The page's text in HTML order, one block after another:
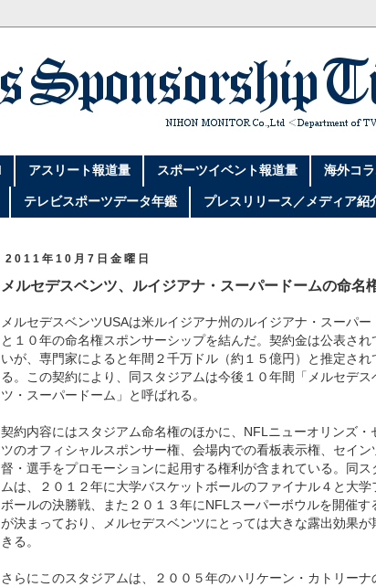
アスリート報道量 スポーツイベント報道量 海外コ
テレビスポーツデータ年鑑 プレスリリース／メディア紹
2011年10月7日金曜日
メルセデスベンツ、ルイジアナ・スーパードームの命名
メルセデスベンツUSAは米ルイジアナ州のルイジアナ・スーパー
と１０年の命名権スポンサーシップを結んだ。契約金は公表され
いが、専門家によると年間２千万ドル（約１５億円）と推定され
る。この契約により、同スタジアムは今後１０年間「メルセデス
ツ・スーパードーム」と呼ばれる。
契約内容にはスタジアム命名権のほかに、NFLニューオリンズ・
ツのオフィシャルスポンサー権、会場内での看板表示権、セイン
督・選手をプロモーションに起用する権利が含まれている。同ス
ムは、２０１２年に大学バスケットボールのファイナル４と大学
ボールの決勝戦、また２０１３年にNFLスーパーボウルを開催す
が決まっており、メルセデスベンツにとっては大きな露出効果が
きる。
さらにこのスタジアムは、２００５年のハリケーン・カトリーナ